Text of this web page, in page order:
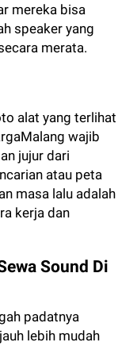
mereka bisa
speaker yang
merata.
alat yang terlihat
wajib
jujur dari
atau peta
masa lalu adalah
kerja dan
Sound Di
padatnya
lebih mudah